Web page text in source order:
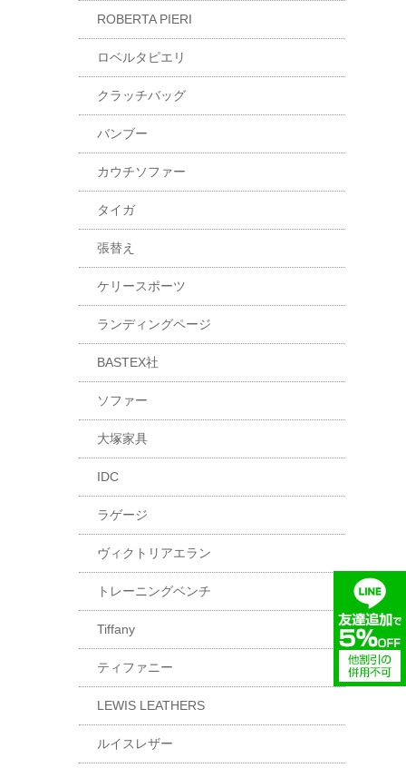
ROBERTA PIERI
ロベルタピエリ
クラッチバッグ
バンブー
カウチソファー
タイガ
張替え
ケリースポーツ
ランディングページ
BASTEX社
ソファー
大塚家具
IDC
ラゲージ
ヴィクトリアエラン
トレーニングベンチ
Tiffany
ティファニー
LEWIS LEATHERS
ルイスレザー